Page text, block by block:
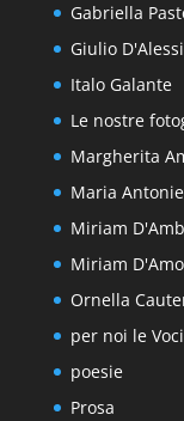
Gabriella
Giulio
Italo Galante
Le nostre
Margherita
Maria
Miriam
Miriam
Ornella
per noi le
poesie
Prosa